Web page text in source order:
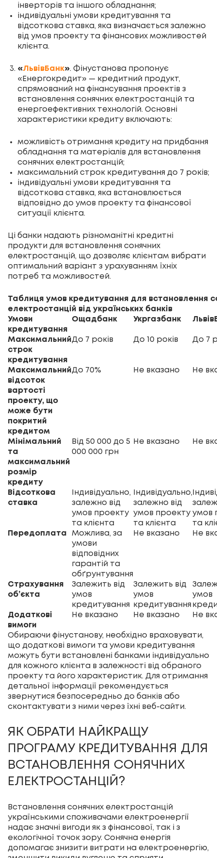
інверторів та іншого обладнання;
індивідуальні умови кредитування та
відсоткова ставка, яка визначається залежно
від умов проекту та фінансових можливостей
клієнта.
«ЛьвівБанк». Фінустанова пропонує
«Енергокредит» — кредитний продукт,
спрямований на фінансування проектів з
встановлення сонячних електростанцій та
енергоефективних технологій. Основні
характеристики кредиту включають:
можливість отримання кредиту на придбання
обладнання та матеріалів для встановлення
сонячних електростанцій;
максимальний строк кредитування до 7 років;
індивідуальні умови кредитування та
відсоткова ставка, яка встановлюється
відповідно до умов проекту та фінансової
ситуації клієнта.
Ці банки надають різноманітні кредитні
продукти для встановлення сонячних
електростанцій, що дозволяє клієнтам вибрати
оптимальний варіант з урахуванням їхніх
потреб та можливостей.
Таблиця умов кредитування для встановлення
електростанцій від українських банків
Умови
кредитування
Ощадбанк Укргазбанк
Максимальний
строк
кредитування
До 7 років До 10 років До 7
Максимальний
відсоток
вартості
проекту, що
може бути
покритий
кредитом
До 70% Не вказано Не
Мінімальний
та
максимальний
розмір
кредиту
Від 50 000 до 5
000 000 грн
Не вказано Не
Відсоткова
ставка
Індивідуально,
залежно від
умов проекту
та клієнта
Індивідуально,
залежно від
умов проекту
та клієнта
умов
та
Передоплата
Можлива, за
умови
відповідних
гарантій та
обґрунтування
Не вказано Не
Страхування
об’єкта
Залежить від
умов
кредитування
Залежить від
умов
кредитування
умов
Додаткові
вимоги
Не вказано Не вказано Не
Обираючи фінустанову, необхідно враховувати,
що додаткові вимоги та умови кредитування
можуть бути встановлені банками індивідуально
для кожного клієнта в залежності від обраного
проекту та його характеристик. Для отримання
детальної інформації рекомендується
звернутися безпосередньо до банків або
сконтактувати з ними через їхні веб-сайти.
ЯК ОБРАТИ НАЙКРАЩУ
ПРОГРАМУ КРЕДИТУВАННЯ ДЛЯ
ВСТАНОВЛЕННЯ СОНЯЧНИХ
ЕЛЕКТРОСТАНЦІЙ?
Встановлення сонячних електростанцій
українськими споживачами електроенергії
надає значні вигоди як з фінансової, так і з
екологічної точок зору. Сонячна енергія
допомагає знизити витрати на електроенергію,